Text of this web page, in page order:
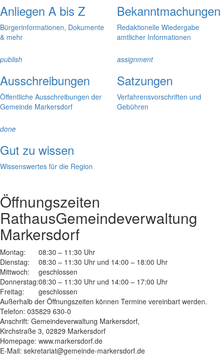
Anliegen A bis Z
Bürgerinformationen, Dokumente
& mehr
Bekanntmachungen
Redaktionelle Wiedergabe
amtlicher Informationen
publish
Ausschreibungen
Öffentliche Ausschreibungen der
Gemeinde Markersdorf
assignment
Satzungen
Verfahrensvorschriften und
Gebühren
done
Gut zu wissen
Wissenswertes für die Region
Öffnungszeiten
RathausGemeindeverwaltung
Markersdorf
Montag:
08:30 – 11:30 Uhr
Dienstag:
08:30 – 11:30 Uhr und 14:00 – 18:00 Uhr
Mittwoch:
geschlossen
Donnerstag:08:30 – 11:30 Uhr und 14:00 – 17:00 Uhr
Freitag:
geschlossen
Außerhalb der Öffnungszeiten können Termine vereinbart werden.
Telefon: 035829 630-0
Anschrift: Gemeindeverwaltung Markersdorf,
Kirchstraße 3, 02829 Markersdorf
Homepage: www.markersdorf.de
E-Mail: sekretariat@gemeinde-markersdorf.de